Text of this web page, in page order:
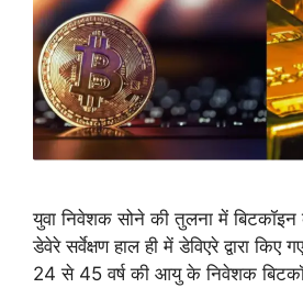
युवा निवेशक सोने की तुलना में बिटकॉइन
डेवेरे सर्वेक्षण हाल ही में डेविएरे द्वारा किए
24 से 45 वर्ष की आयु के निवेशक